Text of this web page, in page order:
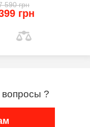
590 грн
грн
вопросы ?